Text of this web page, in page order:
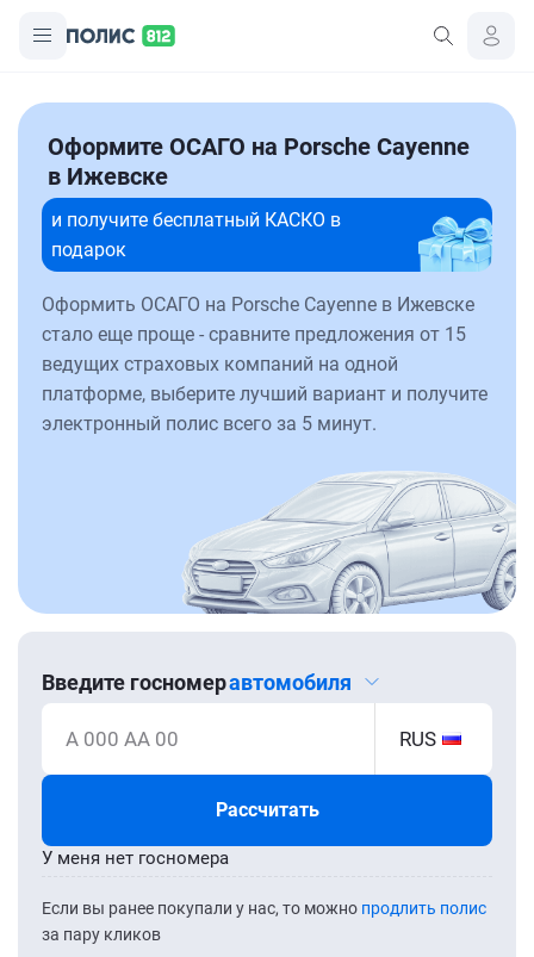
Оформите ОСАГО на Porsche Cayenne
в Ижевске
и получите бесплатный КАСКО в
подарок
Оформить ОСАГО на Porsche Cayenne в Ижевске
стало еще проще - сравните предложения от 15
ведущих страховых компаний на одной
платформе, выберите лучший вариант и получите
электронный полис всего за 5 минут.
Введите госномеравтомобиля
А 000 АА 00 RUS
Рассчитать
Если вы ранее покупали у нас, то можно продлить полис
за пару кликов
У меня нет госномера